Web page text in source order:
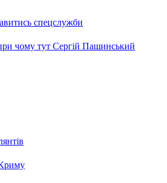
спецслужби
чому тут Сергій Пашинський